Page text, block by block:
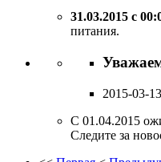
31.03.2015 с
питания.
2015-03-
С 01.04.2015
Следите за